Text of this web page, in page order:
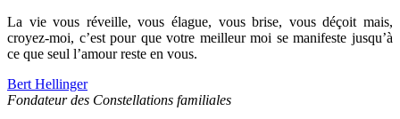
La vie vous réveille, vous élague, vous brise, vous déçoit mais,
croyez-moi, c’est pour que votre meilleur moi se manifeste jusqu’à
ce que seul l’amour reste en vous.
Bert Hellinger
Fondateur des Constellations familiales